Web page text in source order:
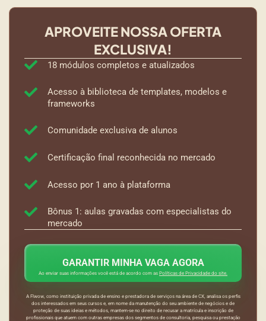
APROVEITE NOSSA OFERTA
EXCLUSIVA!
18 módulos completos e atualizados
Acesso à biblioteca de templates, modelos e
frameworks
Comunidade exclusiva de alunos
Certificação final reconhecida no mercado
Acesso por 1 ano à plataforma
Bônus 1: aulas gravadas com especialistas do
mercado
GARANTIR MINHA VAGA AGORA
Ao enviar suas informações você está de acordo com as Políticas de Privacidade do site.
A Flwow, como instituição privada de ensino e prestadora de serviços na área de CX, analisa os perfis
dos interessados em seus cursos e, em nome da manutenção do seu ambiente de negócios e de
proteção de suas ideias e métodos, mantem-se no direito de recusar a matrícula e inscrição de
profissionais que atuem com outras empresas dos segmentos de consultoria, pesquisa ou prestação